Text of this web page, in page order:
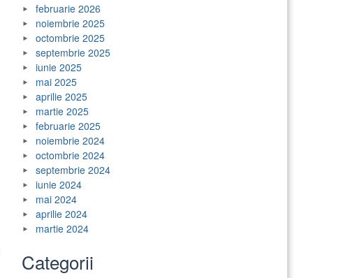
februarie 2026
noiembrie 2025
octombrie 2025
septembrie 2025
iunie 2025
mai 2025
aprilie 2025
martie 2025
februarie 2025
noiembrie 2024
octombrie 2024
septembrie 2024
iunie 2024
mai 2024
aprilie 2024
martie 2024
Categorii